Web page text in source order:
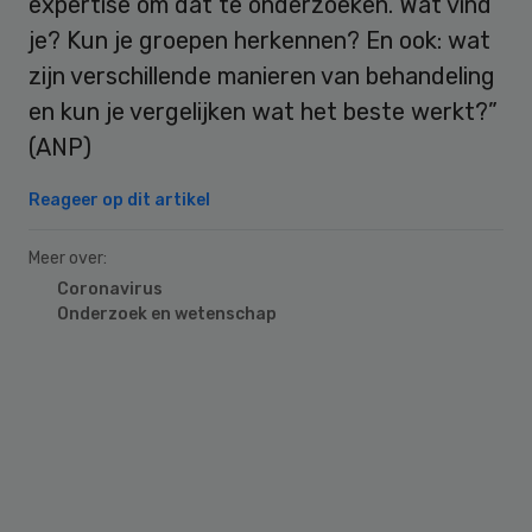
je? Kun je groepen herkennen? En ook: wat
zijn verschillende manieren van behandeling
en kun je vergelijken wat het beste werkt?”
(ANP)
Reageer op dit artikel
Meer over:
Coronavirus
Onderzoek en wetenschap